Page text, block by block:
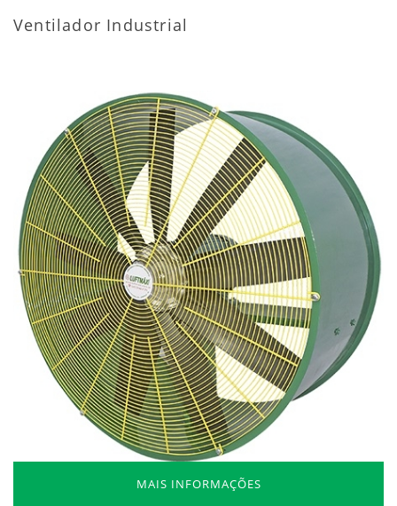
Ventilador Industrial
MAIS INFORMAÇÕES